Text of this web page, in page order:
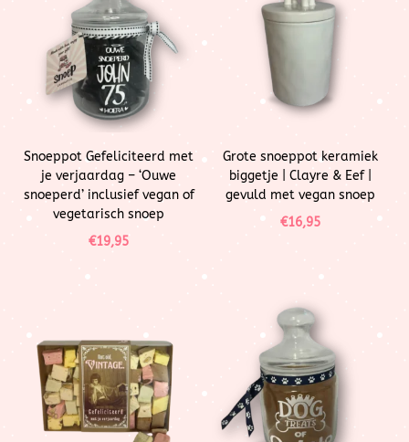
Snoeppot Gefeliciteerd met
je verjaardag – ‘Ouwe
snoeperd’ inclusief vegan of
vegetarisch snoep
€19,95
Grote snoeppot keramiek
biggetje | Clayre & Eef |
gevuld met vegan snoep
€16,95